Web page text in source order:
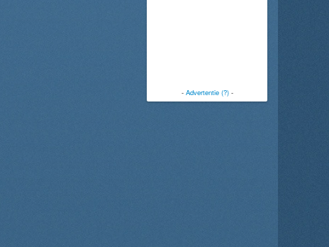
- Advertentie (?)-